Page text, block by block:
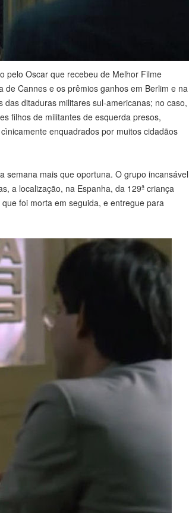
pelo Oscar que recebeu de Melhor Filme
Cannes e os prêmios ganhos em Berlim e na
ditaduras militares sul-americanas; no caso,
filhos de militantes de esquerda presos,
enquadrados por muitos cidadãos
semana mais que oportuna. O grupo incansável
a localização, na Espanha, da 129ª criança
foi morta em seguida, e entregue para